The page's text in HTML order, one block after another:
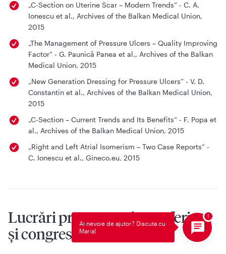
„C-Section on Uterine Scar – Modern Trends” - C. A.
Ionescu et al., Archives of the Balkan Medical Union,
2015
„The Management of Pressure Ulcers – Quality Improving
Factor” - G. Paunică Panea et al., Archives of the Balkan
Medical Union, 2015
„New Generation Dressing for Pressure Ulcers” - V. D.
Constantin et al., Archives of the Balkan Medical Union,
2015
„C-Section – Current Trends and Its Benefits” - F. Popa et
al., Archives of the Balkan Medical Union, 2015
„Right and Left Atrial Isomerism – Two Case Reports” -
C. Ionescu et al., Gineco.eu, 2015
Lucrări prezentate la conferințe
și congrese
Ai nevoie de ajutor? Discuta cu
Maria!